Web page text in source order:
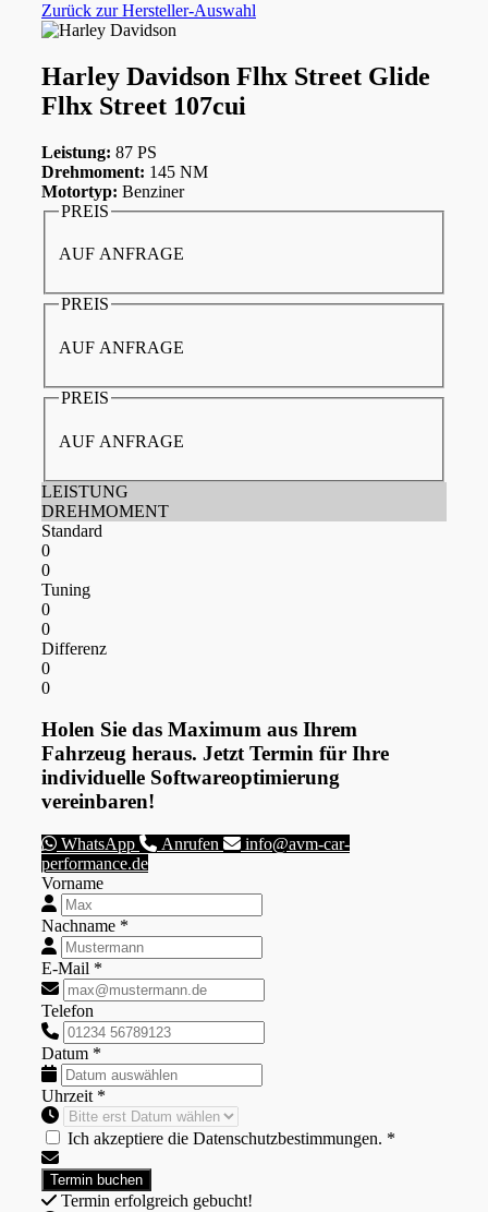
Zurück zur Hersteller-Auswahl
Harley Davidson Flhx Street Glide
Flhx Street 107cui
Leistung: 87 PS
Drehmoment: 145 NM
Motortyp: Benziner
PREIS
AUF ANFRAGE
PREIS
AUF ANFRAGE
PREIS
AUF ANFRAGE
LEISTUNG
DREHMOMENT
Standard
0
0
Tuning
0
0
Differenz
0
0
Holen Sie das Maximum aus Ihrem
Fahrzeug heraus. Jetzt Termin für Ihre
individuelle Softwareoptimierung
vereinbaren!
WhatsApp Anrufen
info@avm-car-
performance.de
Vorname
Nachname *
E-Mail *
Telefon
Datum *
Uhrzeit *
Ich akzeptiere die Datenschutzbestimmungen. *
Termin erfolgreich gebucht!